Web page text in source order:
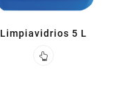
Limpiavidrios 5 L